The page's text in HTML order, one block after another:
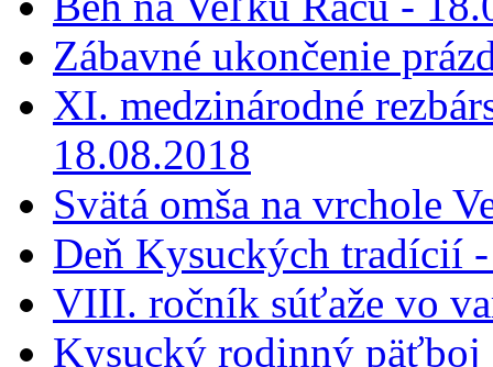
Zábavné ukončenie
XI. medzinárodné
18.08.2018
Svätá omša na vrchole
Deň Kysuckých tradícií
VIII. ročník súťaže vo
Kysucký rodinný päťboj